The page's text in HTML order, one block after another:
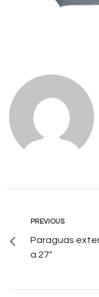
PREVIOUS
Paraguas
a 27″